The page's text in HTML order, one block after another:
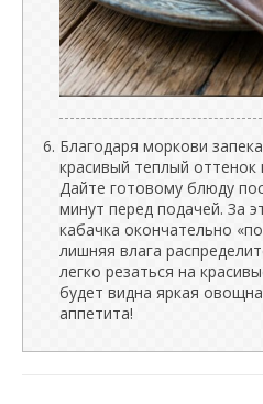
Благодаря моркови
красивый теплый оттенок
Дайте готовому блюду
минут перед подачей. За
кабачка окончательно
лишняя влага
легко резаться на
будет видна яркая
аппетита!